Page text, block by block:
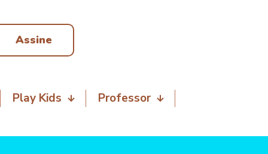
Assine
Play Kids Professor